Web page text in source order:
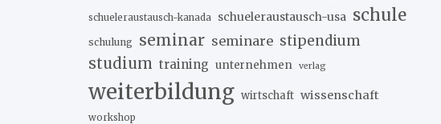
schueleraustausch-kanada schueleraustausch-usa schule
schulung seminar seminare stipendium
studium training unternehmen verlag
weiterbildung wirtschaft wissenschaft
workshop